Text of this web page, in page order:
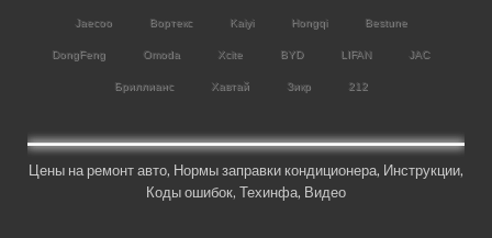
Jaecoo Вортекс Kaiyi Hongqi Bestune
DongFeng Omoda Xcite BYD LIFAN JAC
Бриллианс Хавтай Зикр 212
Цены на ремонт авто, Нормы заправки кондиционера, Инструкции,
Коды ошибок, Техинфа, Видео